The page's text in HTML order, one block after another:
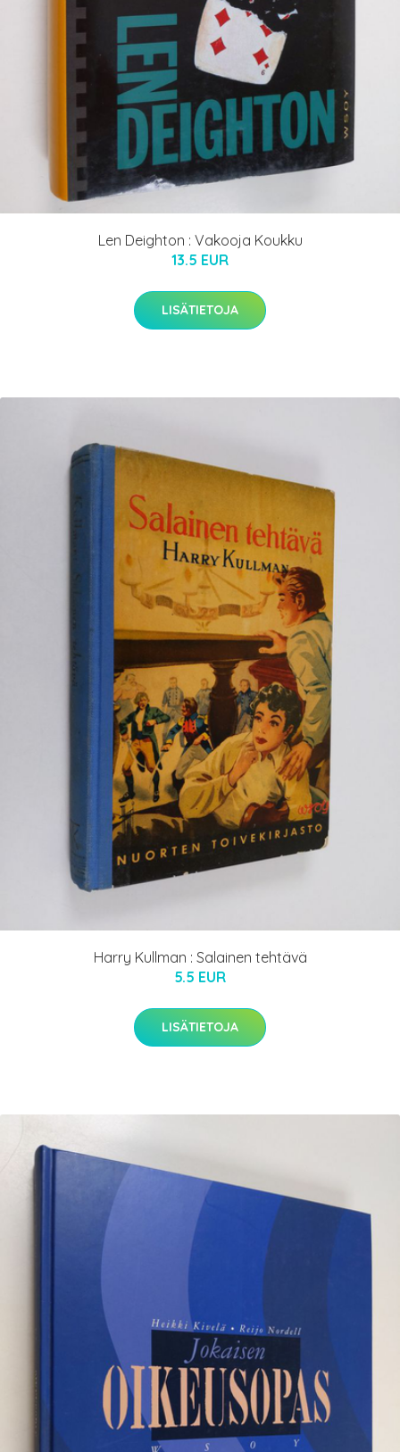
Len Deighton : Vakooja Koukku
13.5 EUR
LISÄTIETOJA
Harry Kullman : Salainen tehtävä
5.5 EUR
LISÄTIETOJA